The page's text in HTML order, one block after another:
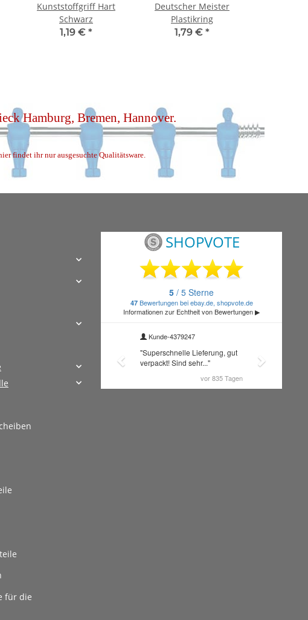
Kunststoffgriff Hart
Schwarz
1,19 € *
Deutscher Meister
Plastikring
1,79 € *
Hamburg, Bremen, Hannover.
findet ihr nur ausgesuchte Qualitätsware.
für die